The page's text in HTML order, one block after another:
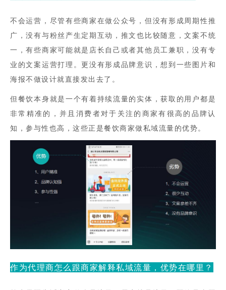
不会运营，尽管有些商家在做公众号，但没有形成周期性推
广，没有与粉丝产生定期互动，推文也比较随意，文案不统
一，有些商家可能就是店长自己或者其他员工兼职，没有专
业的文案运营打理。更没有形成品牌意识，想到一些图片和
海报不做设计就直接发出去了。
但餐饮本身就是一个有着持续流量的实体，获取的用户都是
非常精准的，并且消费者对于关注的商家有很高的品牌认
知，参与性也高，这些正是餐饮商家做私域流量的优势。
作为代理商怎么跟商家解释私域流量，优势在哪里？